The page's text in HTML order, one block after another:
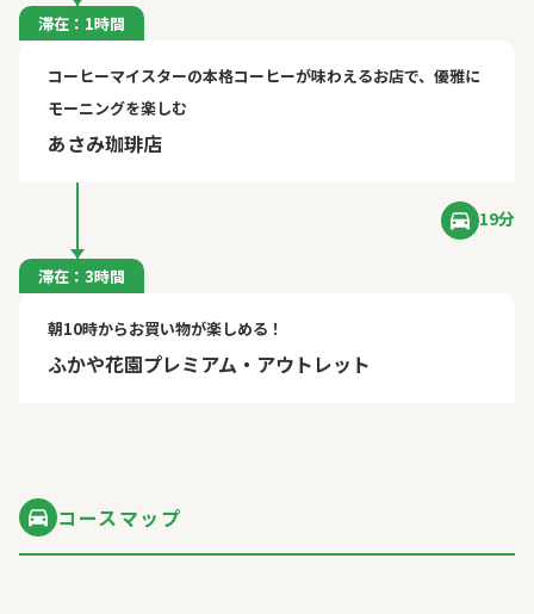
滞在：1時間
コーヒーマイスターの本格コーヒーが味わえるお店で、優雅に
モーニングを楽しむ
あさみ珈琲店
19分
滞在：3時間
朝10時からお買い物が楽しめる！
ふかや花園プレミアム・アウトレット
コースマップ